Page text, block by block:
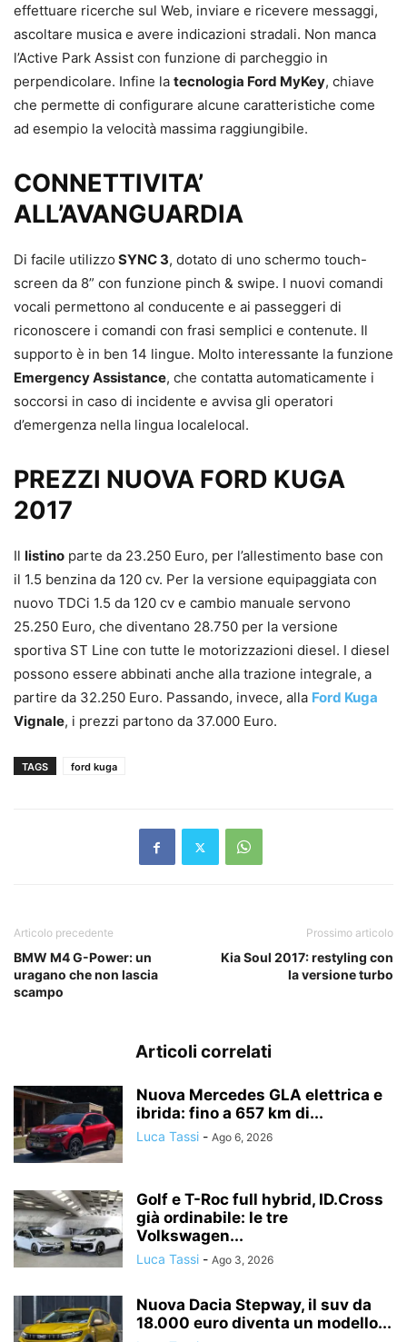
effettuare ricerche sul Web, inviare e ricevere messaggi,
ascoltare musica e avere indicazioni stradali. Non manca
l’Active Park Assist con funzione di parcheggio in
perpendicolare. Infine la tecnologia Ford MyKey, chiave
che permette di configurare alcune caratteristiche come
ad esempio la velocità massima raggiungibile.
CONNETTIVITA’
ALL’AVANGUARDIA
Di facile utilizzo SYNC 3, dotato di uno schermo touch-
screen da 8” con funzione pinch & swipe. I nuovi comandi
vocali permettono al conducente e ai passeggeri di
riconoscere i comandi con frasi semplici e contenute. Il
supporto è in ben 14 lingue. Molto interessante la funzione
Emergency Assistance, che contatta automaticamente i
soccorsi in caso di incidente e avvisa gli operatori
d’emergenza nella lingua localelocal.
PREZZI NUOVA FORD KUGA
2017
Il listino parte da 23.250 Euro, per l’allestimento base con
il 1.5 benzina da 120 cv. Per la versione equipaggiata con
nuovo TDCi 1.5 da 120 cv e cambio manuale servono
25.250 Euro, che diventano 28.750 per la versione
sportiva ST Line con tutte le motorizzazioni diesel. I diesel
possono essere abbinati anche alla trazione integrale, a
partire da 32.250 Euro. Passando, invece, alla Ford Kuga
Vignale, i prezzi partono da 37.000 Euro.
TAGS ford kuga
Articolo precedente
BMW M4 G-Power: un
uragano che non lascia
scampo
Prossimo articolo
Kia Soul 2017: restyling con
la versione turbo
Articoli correlati
Nuova Mercedes GLA elettrica e
ibrida: fino a 657 km di...
Luca Tassi - Ago 6, 2026
Golf e T-Roc full hybrid, ID.Cross
già ordinabile: le tre
Volkswagen...
Luca Tassi - Ago 3, 2026
Nuova Dacia Stepway, il suv da
18.000 euro diventa un modello...